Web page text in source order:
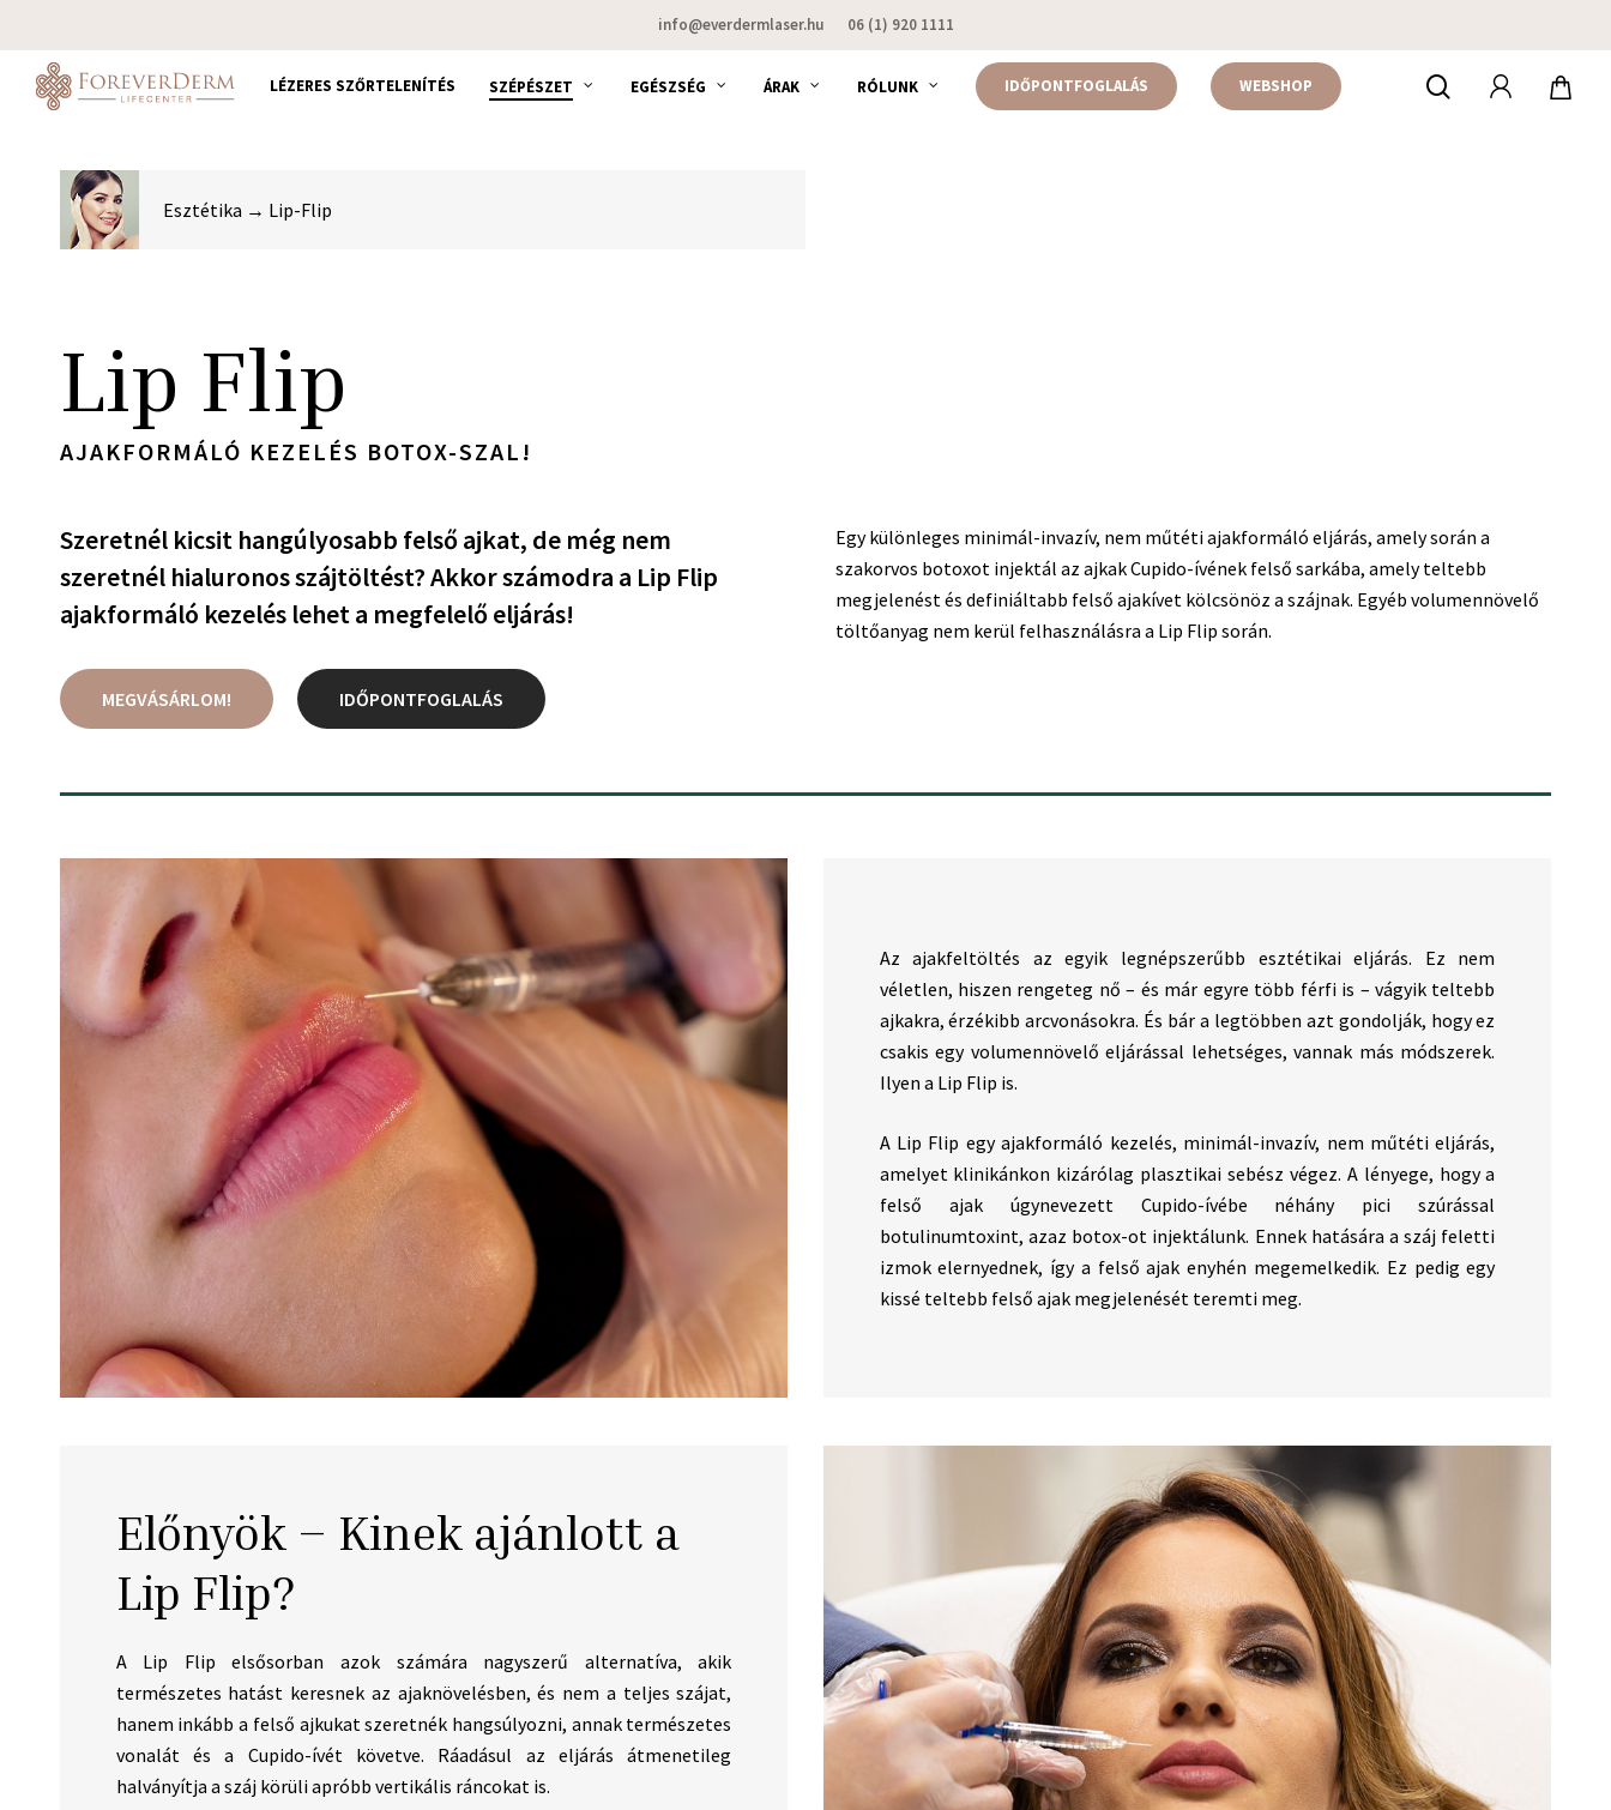
to
main
content
info@everdermlaser.hu 06 (1) 920 1111
LÉZERES SZŐRTELENÍTÉS SZÉPÉSZET EGÉSZSÉG ÁRAK RÓLUNK IDŐPONTFOGLALÁS WEBSHOP keresés
Esztétika → Lip-Flip
Lip Flip
AJAKFORMÁLÓ KEZELÉS BOTOX-SZAL!
Szeretnél kicsit hangúlyosabb felső ajkat, de még nem
szeretnél hialuronos szájtöltést? Akkor számodra a Lip Flip
ajakformáló kezelés lehet a megfelelő eljárás!
MEGVÁSÁRLOM! IDŐPONTFOGLALÁS
Egy különleges minimál-invazív, nem műtéti ajakformáló eljárás, amely során a
szakorvos botoxot injektál az ajkak Cupido-ívének felső sarkába, amely teltebb
megjelenést és definiáltabb felső ajakívet kölcsönöz a szájnak. Egyéb volumennövelő
töltőanyag nem kerül felhasználásra a Lip Flip során.
Az ajakfeltöltés az egyik legnépszerűbb esztétikai eljárás. Ez nem
véletlen, hiszen rengeteg nő – és már egyre több férfi is – vágyik teltebb
ajkakra, érzékibb arcvonásokra. És bár a legtöbben azt gondolják, hogy ez
csakis egy volumennövelő eljárással lehetséges, vannak más módszerek.
Ilyen a Lip Flip is.
A Lip Flip egy ajakformáló kezelés, minimál-invazív, nem műtéti eljárás,
amelyet klinikánkon kizárólag plasztikai sebész végez. A lényege, hogy a
felső ajak úgynevezett Cupido-ívébe néhány pici szúrással
botulinumtoxint, azaz botox-ot injektálunk. Ennek hatására a száj feletti
izmok elernyednek, így a felső ajak enyhén megemelkedik. Ez pedig egy
kissé teltebb felső ajak megjelenését teremti meg.
Előnyök – Kinek ajánlott a
Lip Flip?
A Lip Flip elsősorban azok számára nagyszerű alternatíva, akik
természetes hatást keresnek az ajaknövelésben, és nem a teljes szájat,
hanem inkább a felső ajkukat szeretnék hangsúlyozni, annak természetes
vonalát és a Cupido-ívét követve. Ráadásul az eljárás átmenetileg
halványítja a száj körüli apróbb vertikális ráncokat is.